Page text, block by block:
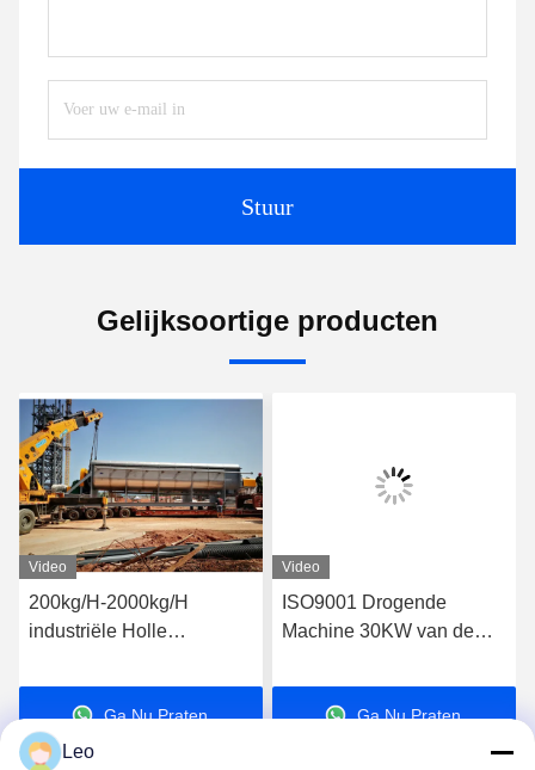
Stuur
Gelijksoortige producten
Video
200kg/H-2000kg/H
industriële Holle
Modder Concrete Mixer
Ga Nu Praten.
Video
ISO9001 Drogende
Machine 30KW van de
Holle Peddel Drogere
Bloem
Ga Nu Praten.
Leo